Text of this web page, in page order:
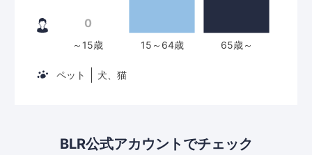
ペット 犬、猫
BLR公式アカウントでチェック